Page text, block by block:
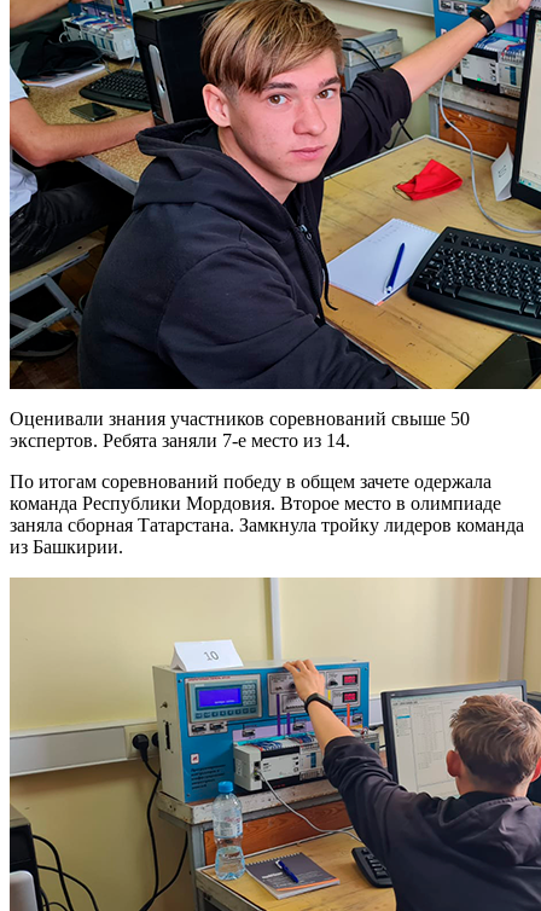
Оценивали знания участников соревнований свыше 50
экспертов. Ребята заняли 7-е место из 14.
По итогам соревнований победу в общем зачете одержала
команда Республики Мордовия. Второе место в олимпиаде
заняла сборная Татарстана. Замкнула тройку лидеров команда
из Башкирии.